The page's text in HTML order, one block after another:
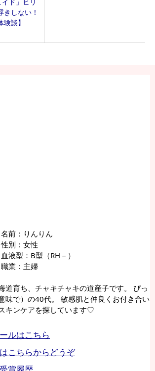
ド」ヒリ
きしない！
験談】
名前：りんりん
性別：女性
血液型：B型（RH－）
職業：主婦
道育ち、チャキチャキの道産子です。 ぴっ
味で）の40代。 敏感肌と仲良くお付き合い
キンケアを探しています♡
ルはこちら
こちらからどうぞ